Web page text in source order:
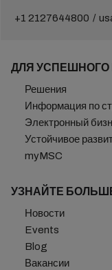
+1 2127644800
ДЛЯ УСПЕШНОГО
Решения
Информация по
Электронный
Устойчивое
myMSC
УЗНАЙТЕ
Новости
Events
Blog
Вакансии